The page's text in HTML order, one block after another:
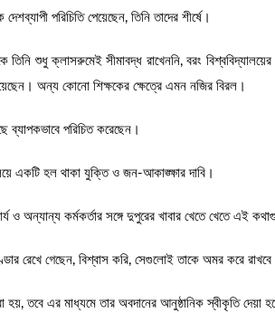
পরিচিতি পেয়েছেন, তিনি তাদের শীর্ষে।
শুধু ক্লাসরুমেই সীমাবদ্ধ রাখেননি, বরং বিশ্ববিদ্যালয়ের
অন্য কোনো শিক্ষকের ক্ষেত্রে এমন নজির বিরল।
ব্যাপকভাবে পরিচিত করেছেন।
একটি হল থাকা যুক্তি ও জন-আকাঙ্ক্ষার দাবি।
ও অন্যান্য কর্মকর্তার সঙ্গে দুপুরের খাবার খেতে খেতে এই
রেখে গেছেন, বিশ্বাস করি, সেগুলোই তাকে অমর করে
তবে এর মাধ্যমে তার অবদানের আনুষ্ঠানিক স্বীকৃতি দেয়া